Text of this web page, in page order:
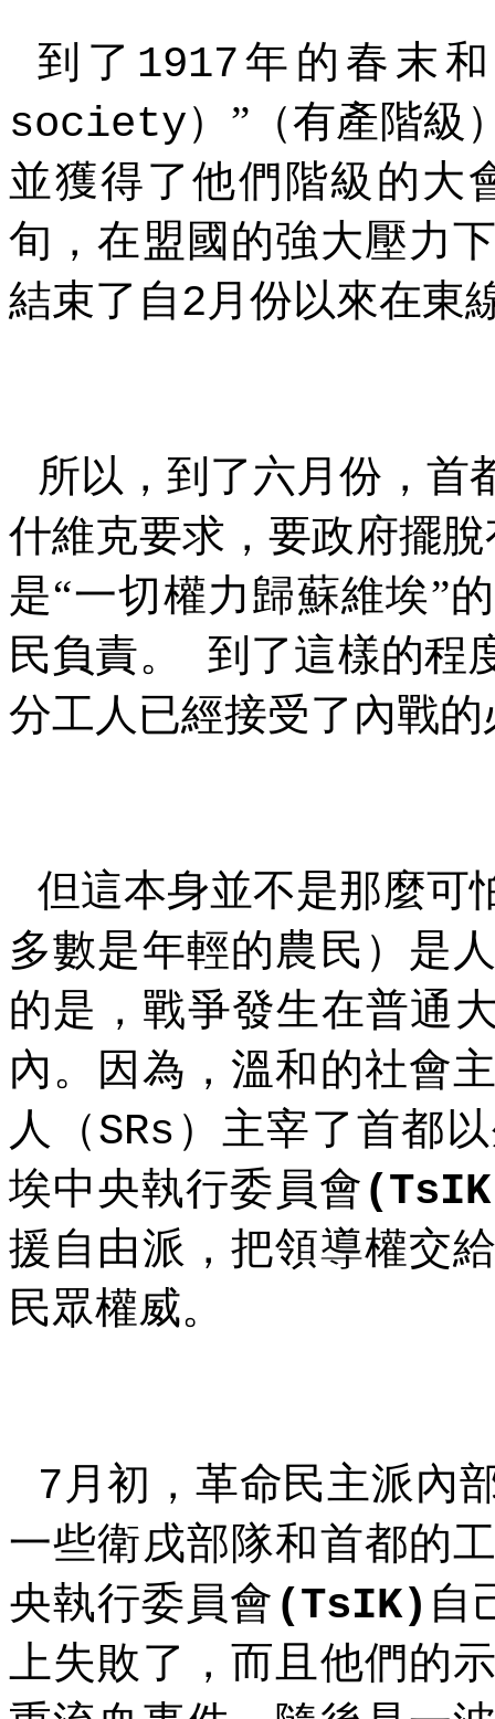
到了 1917年的春末
society）”（有產階級
並獲得了他們階級的大
旬，在盟國的強大壓力
結束了自2 月份以來在東
所以，到了六月份，首
什維克要求，要政府擺
是“一切權力歸蘇維埃”
民負責。
到了這樣的程
分工人已經接受了內戰
但這本身並不是那麼可
多數是年輕的農民）是
的是，戰爭發生在普通
內。因為，溫和的社會
人（SRs ）主宰了首都
埃中央執行委員會
援自由派，把領導權交
民眾權威。
7 月初，革命民主派內
一些衛戌部隊和首都的
央執行委員會 (TsIK) 自
上失敗了，而且他們的